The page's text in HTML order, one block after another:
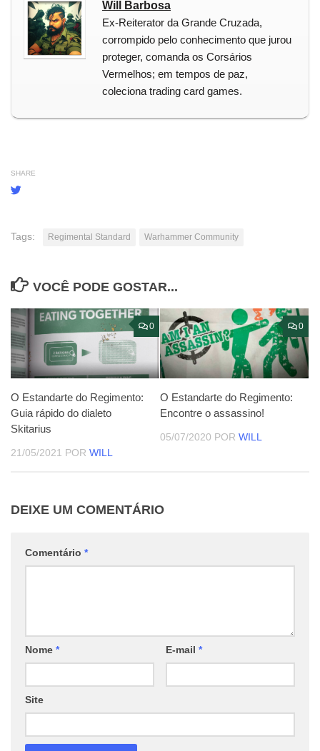
Will Barbosa
Ex-Reiterator da Grande Cruzada,
corrompido pelo conhecimento que jurou
proteger, comanda os Corsários
Vermelhos; em tempos de paz,
coleciona trading card games.
SHARE
Tags: Regimental Standard Warhammer Community
VOCÊ PODE GOSTAR...
0
O Estandarte do Regimento:
Guia rápido do dialeto
Skitarius
21/05/2021 POR WILL
0
O Estandarte do Regimento:
Encontre o assassino!
05/07/2020 POR WILL
DEIXE UM COMENTÁRIO
Comentário *
Nome * E-mail *
Site